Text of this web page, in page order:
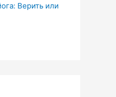
Верить или